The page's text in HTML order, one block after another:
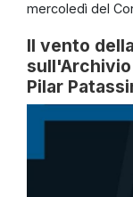
mercoledì del
Il vento
Pilar